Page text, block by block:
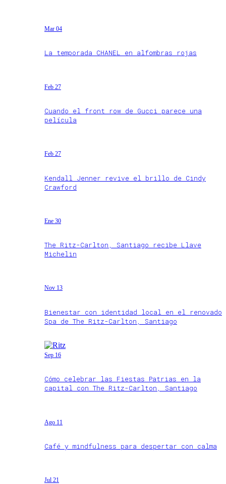
Mar 04
La temporada CHANEL en alfombras rojas
Feb 27
Cuando el front row de Gucci parece una
película
Feb 27
Kendall Jenner revive el brillo de Cindy
Crawford
Ene 30
The Ritz-Carlton, Santiago recibe Llave
Michelin
Nov 13
Bienestar con identidad local en el renovado
Spa de The Ritz-Carlton, Santiago
Sep 16
Cómo celebrar las Fiestas Patrias en la
capital con The Ritz-Carlton, Santiago
Ago 11
Café y mindfulness para despertar con calma
Jul 21